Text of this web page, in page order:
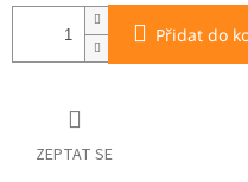
Přidat do
ZEPTAT SE